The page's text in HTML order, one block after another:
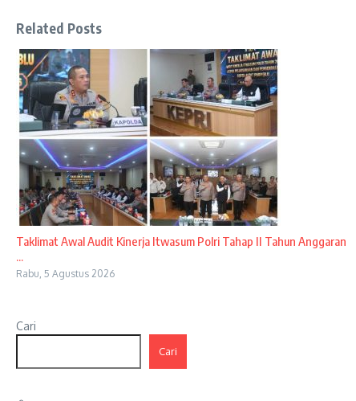
Related Posts
Taklimat Awal Audit Kinerja Itwasum Polri Tahap II Tahun Anggaran
...
Rabu, 5 Agustus 2026
Cari
Cari